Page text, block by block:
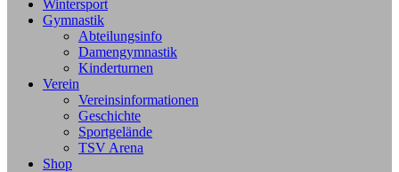
Wintersport
Gymnastik
Abteilungsinfo
Damengymnastik
Kinderturnen
Verein
Vereinsinformationen
Geschichte
Sportgelände
TSV Arena
Shop